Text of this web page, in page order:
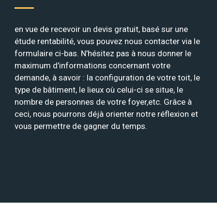
en vue de recevoir un devis gratuit, basé sur une
étude rentabilité, vous pouvez nous contacter via le
formulaire ci-bas. N’hésitez pas à nous donner le
maximum d’informations concernant votre
demande, à savoir : la configuration de votre toit, le
type de bâtiment, le lieux où celui-ci se situe, le
nombre de personnes de votre foyer,etc. Grâce à
ceci, nous pourrons déjà orienter notre réflexion et
vous permettre de gagner du temps.